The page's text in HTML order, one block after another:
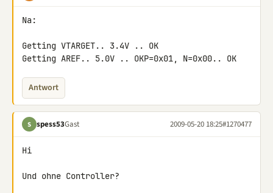
Na:
Getting VTARGET.. 3.4V .. OK
Getting AREF.. 5.0V .. OKP=0x01, N=0x00.. OK
Antwort
S spess53Gast 2009-05-20 18:25#1270477
Hi
Und ohne Controller?